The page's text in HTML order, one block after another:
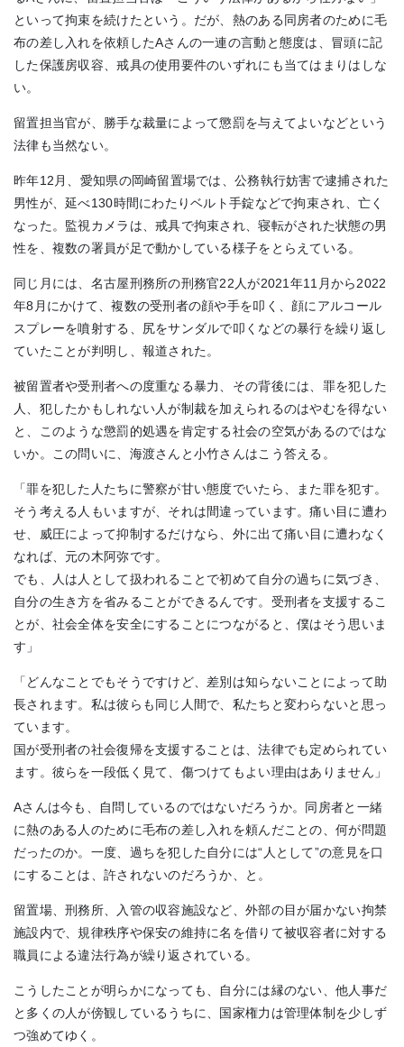
といって拘束を続けたという。だが、熱のある同房者のために毛
布の差し入れを依頼したAさんの一連の言動と態度は、冒頭に記
した保護房収容、戒具の使用要件のいずれにも当てはまりはしな
い。
留置担当官が、勝手な裁量によって懲罰を与えてよいなどという
法律も当然ない。
昨年12月、愛知県の岡崎留置場では、公務執行妨害で逮捕された
男性が、延べ130時間にわたりベルト手錠などで拘束され、亡く
なった。監視カメラは、戒具で拘束され、寝転がされた状態の男
性を、複数の署員が足で動かしている様子をとらえている。
同じ月には、名古屋刑務所の刑務官22人が2021年11月から2022
年8月にかけて、複数の受刑者の顔や手を叩く、顔にアルコール
スプレーを噴射する、尻をサンダルで叩くなどの暴行を繰り返し
ていたことが判明し、報道された。
被留置者や受刑者への度重なる暴力、その背後には、罪を犯した
人、犯したかもしれない人が制裁を加えられるのはやむを得ない
と、このような懲罰的処遇を肯定する社会の空気があるのではな
いか。この問いに、海渡さんと小竹さんはこう答える。
「罪を犯した人たちに警察が甘い態度でいたら、また罪を犯す。
そう考える人もいますが、それは間違っています。痛い目に遭わ
せ、威圧によって抑制するだけなら、外に出て痛い目に遭わなく
なれば、元の木阿弥です。
でも、人は人として扱われることで初めて自分の過ちに気づき、
自分の生き方を省みることができるんです。受刑者を支援するこ
とが、社会全体を安全にすることにつながると、僕はそう思いま
す」
「どんなことでもそうですけど、差別は知らないことによって助
長されます。私は彼らも同じ人間で、私たちと変わらないと思っ
ています。
国が受刑者の社会復帰を支援することは、法律でも定められてい
ます。彼らを一段低く見て、傷つけてもよい理由はありません」
Aさんは今も、自問しているのではないだろうか。同房者と一緒
に熱のある人のために毛布の差し入れを頼んだことの、何が問題
だったのか。一度、過ちを犯した自分には“人として”の意見を口
にすることは、許されないのだろうか、と。
留置場、刑務所、入管の収容施設など、外部の目が届かない拘禁
施設内で、規律秩序や保安の維持に名を借りて被収容者に対する
職員による違法行為が繰り返されている。
こうしたことが明らかになっても、自分には縁のない、他人事だ
と多くの人が傍観しているうちに、国家権力は管理体制を少しず
つ強めてゆく。